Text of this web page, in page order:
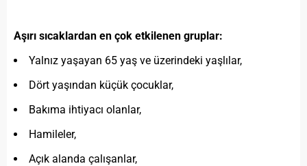
Aşırı sıcaklardan en çok etkilenen gruplar:
Yalnız yaşayan 65 yaş ve üzerindeki yaşlılar,
Dört yaşından küçük çocuklar,
Bakıma ihtiyacı olanlar,
Hamileler,
Açık alanda çalışanlar,